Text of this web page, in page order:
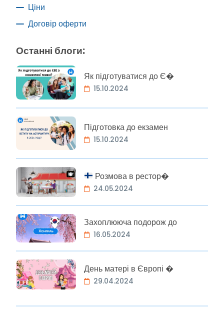
Ціни
Договір оферти
Останні блоги:
Як підготуватися до Є�
15.10.2024
Підготовка до екзамен
15.10.2024
Розмова в рестор�
24.05.2024
Захоплююча подорож до
16.05.2024
День матері в Європі �
29.04.2024